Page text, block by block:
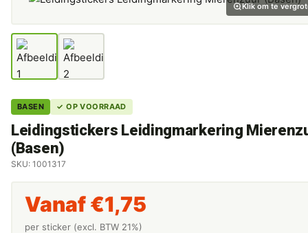
Klik om te
BASEN ✓ OP VOORRAAD
Leidingstickers Leidingmarkering
(Basen)
SKU: 1001317
Vanaf €1,75
per sticker (excl. BTW 21%)